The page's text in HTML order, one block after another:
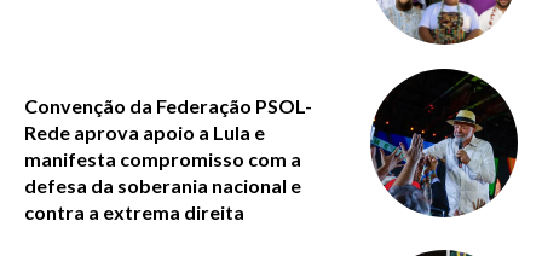
Convenção da Federação PSOL-
Rede aprova apoio a Lula e
manifesta compromisso com a
defesa da soberania nacional e
contra a extrema direita